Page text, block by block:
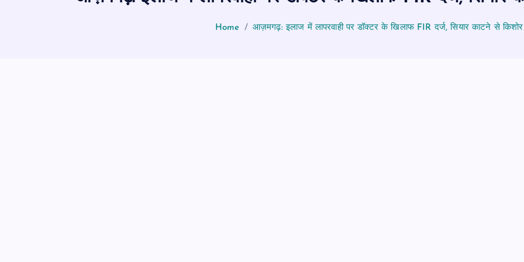
Home आज़मगढ़: इलाज में लापरवाही पर डॉक्टर के खिलाफ FIR दर्ज, सियार काटने से किशोर